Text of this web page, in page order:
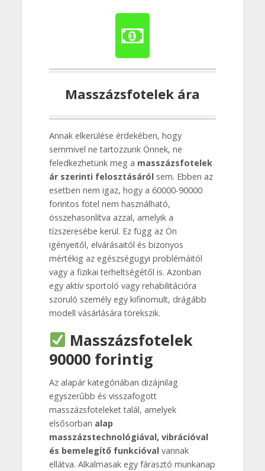
Masszázsfotelek ára
Annak elkerülése érdekében, hogy
semmivel ne tartozzunk Önnek, ne
feledkezhetünk meg a masszázsfotelek
ár szerinti felosztásárólsem. Ebben az
esetben nem igaz, hogy a 60000-90000
forintos fotel nem használható,
összehasonlítva azzal, amelyik a
tízszeresébe kerül. Ez függ az Ön
igényeitől, elvárásaitól és bizonyos
mértékig az egészségügyi problémáitól
vagy a fizikai terheltségétől is. Azonban
egy aktív sportoló vagy rehabilitációra
szoruló személy egy kifinomult, drágább
modell vásárlására törekszik.
Masszázsfotelek
90000 forintig
Az alapár kategóriában dizájnilag
egyszerűbb és visszafogott
masszázsfoteleket talál, amelyek
elsősorban alap
masszázstechnológiával, vibrációval
és bemelegítő funkcióvalvannak
ellátva. Alkalmasak egy fárasztó munkanap